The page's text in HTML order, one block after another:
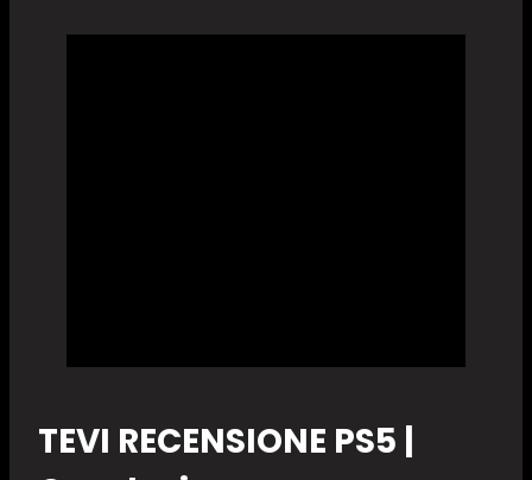
TEVI RECENSIONE PS5 |